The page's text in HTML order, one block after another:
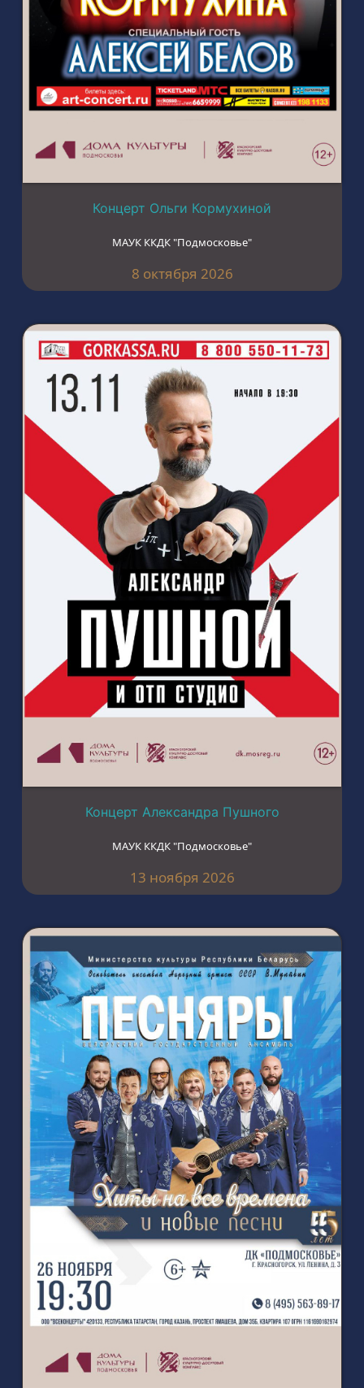
Концерт Ольги Кормухиной
МАУК ККДК "Подмосковье"
8 октября 2026
Концерт Александра Пушного
МАУК ККДК "Подмосковье"
13 ноября 2026